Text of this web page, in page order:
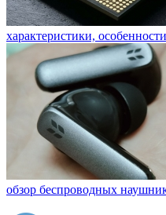
характеристики,
обзор беспроводных